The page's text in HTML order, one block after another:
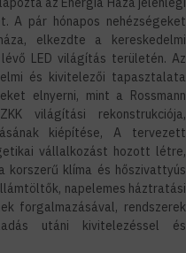
A pár hónapos nehézségeket
elkezdte a kereskedelmi
LED világítás területén. Az
és kivitelezői tapasztalata
elnyerni, mint a Rossmann
világítási rekonstrukciója,
kiépítése, A tervezett
vállalkozást hozott létre,
klíma és hőszivattyús
napelemes háztratási
forgalmazásával, rendszerek
utáni kivitelezéssel és